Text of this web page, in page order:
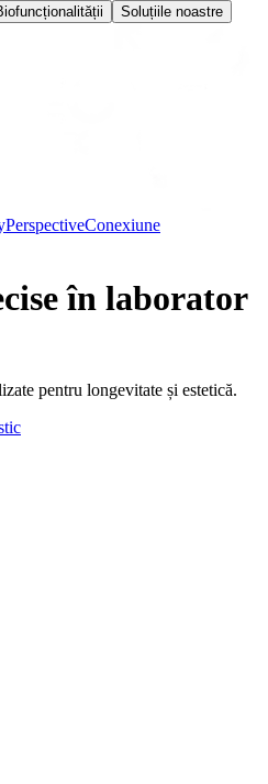
Soluțiile noastre
PerspectiveConexiune
în laborator
pentru longevitate și estetică.